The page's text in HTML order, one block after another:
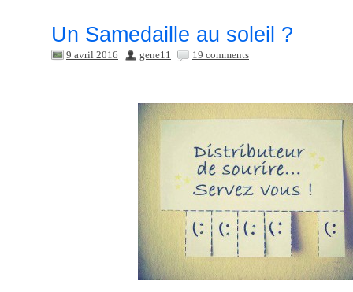
Un Samedaille au soleil ?
9 avril 2016 gene11 19 comments